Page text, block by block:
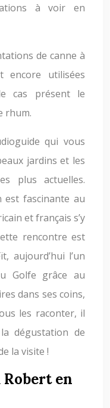
à voir en
de canne à
encore utilisées
cas présent le
rhum.
qui vous
jardins et les
plus actuelles.
est fascinante au
et français s’y
rencontre est
aujourd’hui l’un
Golfe grâce au
dans ses coins,
les raconter, il
dégustation de
la visite !
en